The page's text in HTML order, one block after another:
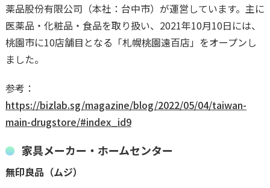
薬品股份有限公司（本社：台中市）が運営しています。主に
医薬品・化粧品・食品を取り扱い、2021年10月10日には、
桃園市に10店舗目となる「札幌桃園遠百店」をオープンし
ました。
参考：
https://bizlab.sg/magazine/blog/2022/05/04/taiwan-
main-drugstore/#index_id9
家具メーカー・ホームセンター
無印良品（ムジ）